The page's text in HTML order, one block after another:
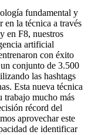
fundamental y
en la técnica a través
en F8, nuestros
artificial
con éxito
conjunto de 3.500
las hashtags
Esta nueva técnica
trabajo mucho más
récord del
aprovechar este
de identificar